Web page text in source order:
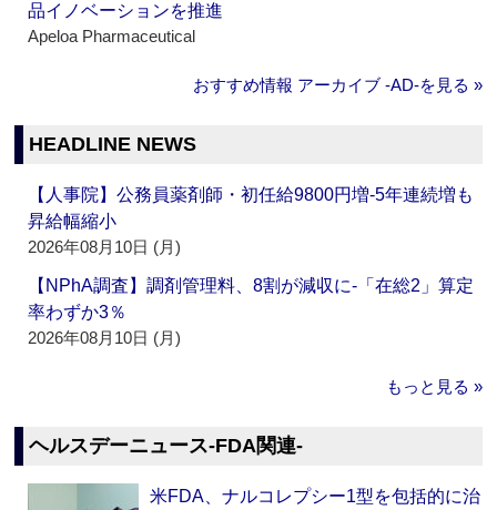
品イノベーションを推進
Apeloa Pharmaceutical
おすすめ情報 アーカイブ ‐AD‐を見る »
HEADLINE NEWS
【人事院】公務員薬剤師・初任給9800円増‐5年連続増も
昇給幅縮小
2026年08月10日 (月)
【NPhA調査】調剤管理料、8割が減収に‐「在総2」算定
率わずか3％
2026年08月10日 (月)
もっと見る »
ヘルスデーニュース‐FDA関連‐
米FDA、ナルコレプシー1型を包括的に治